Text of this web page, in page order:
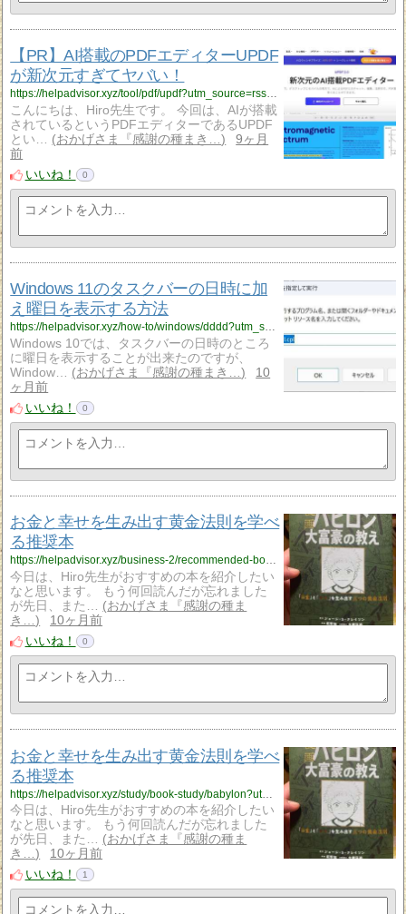
【PR】AI搭載のPDFエディターUPDF
が新次元すぎてヤバい！
https://helpadvisor.xyz/tool/pdf/updf?utm_source=rss&utm_medium=rss&utm_campaign=updf
こんにちは、Hiro先生です。 今回は、AIが搭載
されているというPDFエディターであるUPDF
とい…
おかげさま『感謝の種まき…
9ヶ月
前
いいね！
0
Windows 11のタスクバーの日時に加
え曜日を表示する方法
https://helpadvisor.xyz/how-to/windows/dddd?utm_source=rss&utm_medium=rss&utm_campaign=dddd
Windows 10では、タスクバーの日時のところ
に曜日を表示することが出来たのですが、
Window…
おかげさま『感謝の種まき…
10
ヶ月前
いいね！
0
お金と幸せを生み出す黄金法則を学べ
る推奨本
https://helpadvisor.xyz/business-2/recommended-books/babylon?utm_source=rss&utm_medium=rss&utm_campaign=babylon
今日は、Hiro先生がおすすめの本を紹介したい
なと思います。 もう何回読んだが忘れました
が先日、また…
おかげさま『感謝の種ま
き…
10ヶ月前
いいね！
0
お金と幸せを生み出す黄金法則を学べ
る推奨本
https://helpadvisor.xyz/study/book-study/babylon?utm_source=rss&utm_medium=rss&utm_campaign=babylon
今日は、Hiro先生がおすすめの本を紹介したい
なと思います。 もう何回読んだが忘れました
が先日、また…
おかげさま『感謝の種ま
き…
10ヶ月前
いいね！
1